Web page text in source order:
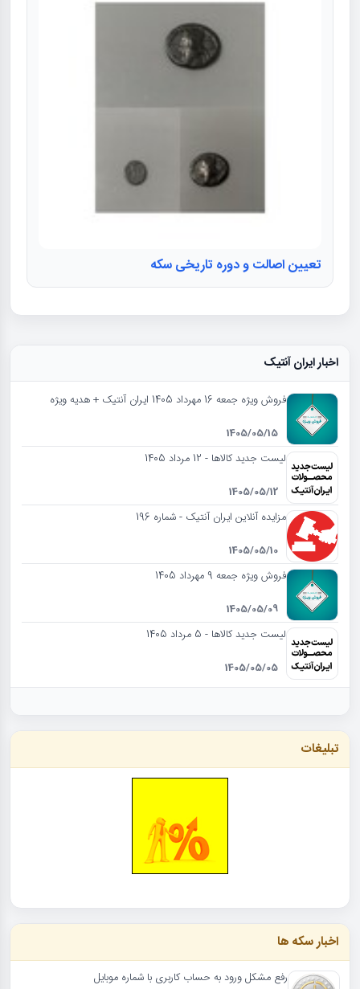
تعیین اصالت و دوره تاریخی سکه
اخبار ایران آنتیک
فروش ویژه جمعه 16 مهرداد 1405 ایران آنتیک + هدیه ویژه
1405/05/15
لیست جدید کالاها - 12 مرداد 1405
1405/05/12
مزایده آنلاین ایران آنتیک - شماره 196
1405/05/10
فروش ویژه جمعه 9 مهرداد 1405
1405/05/09
لیست جدید کالاها - 5 مرداد 1405
1405/05/05
تبلیغات
اخبار سکه ها
رفع مشکل ورود به حساب کاربری با شماره موبایل